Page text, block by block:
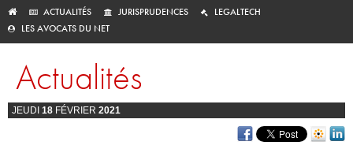
ACTUALITÉS JURISPRUDENCES
LEGALTECH
LES AVOCATS DU NET
Actualités
JEUDI 18 FÉVRIER 2021